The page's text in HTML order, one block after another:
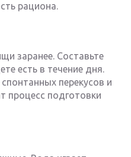
рациона.
заранее. Составьте
есть в течение дня.
перекусов и
процесс подготовки